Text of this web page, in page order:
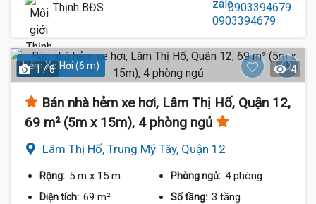
Thịnh BĐS 0903394679
Hẻm Xe Hơi (6 m)
1 / 8 4
Bán nhà hẻm xe hơi, Lâm Thị Hố, Quận 12,
69 m² (5m x 15m), 4 phòng ngủ
Lâm Thị Hố, Trung Mỹ Tây, Quận 12
Rộng: 5 m x 15 m Phòng ngủ: 4 phòng
Diện tích: 69 m² Số tầng: 3 tầng